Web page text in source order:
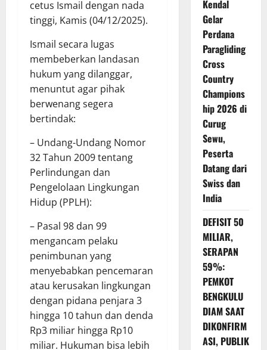
cetus Ismail dengan nada
tinggi, Kamis (04/12/2025).
Ismail secara lugas
membeberkan landasan
hukum yang dilanggar,
menuntut agar pihak
berwenang segera
bertindak:
– Undang-Undang Nomor
32 Tahun 2009 tentang
Perlindungan dan
Pengelolaan Lingkungan
Hidup (PPLH):
– Pasal 98 dan 99
mengancam pelaku
penimbunan yang
menyebabkan pencemaran
atau kerusakan lingkungan
dengan pidana penjara 3
hingga 10 tahun dan denda
Rp3 miliar hingga Rp10
miliar. Hukuman bisa lebih
Kendal
Gelar
Perdana
Paragliding
Cross
Country
Champions
hip 2026 di
Curug
Sewu,
Peserta
Datang dari
Swiss dan
India
DEFISIT 50
MILIAR,
SERAPAN
59%:
PEMKOT
BENGKULU
DIAM SAAT
DIKONFIRM
ASI, PUBLIK